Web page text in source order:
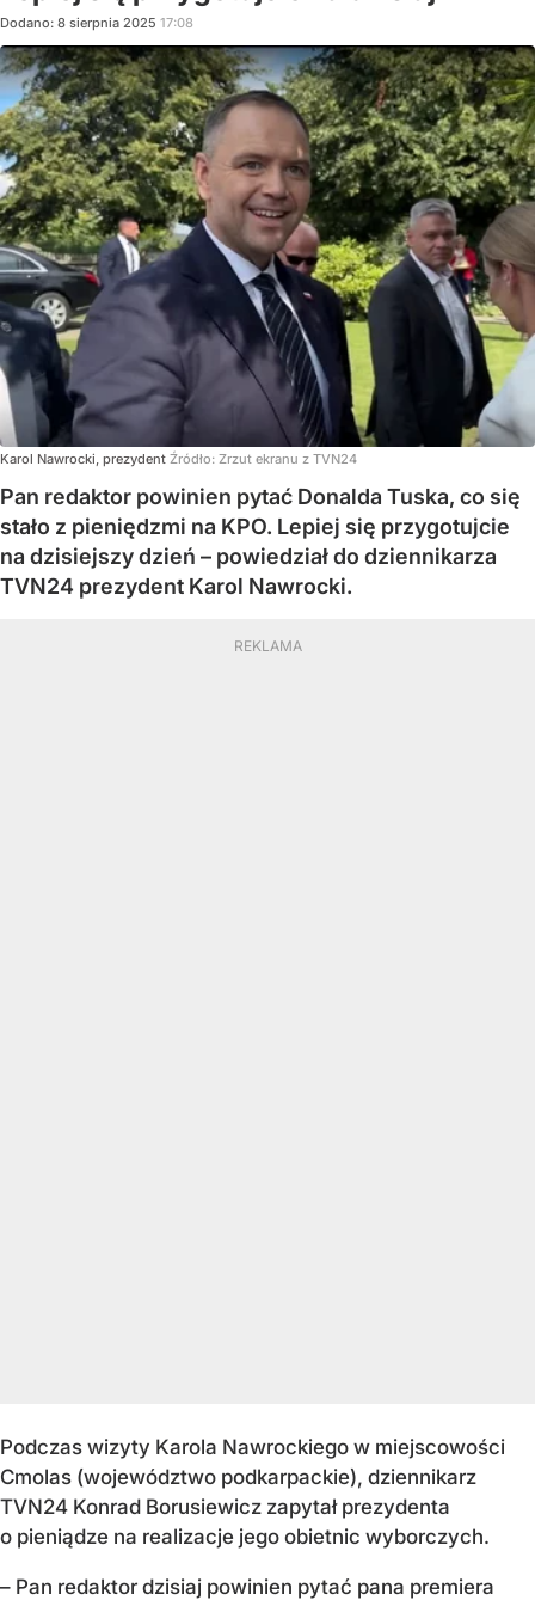
Dodano: 8 sierpnia 2025 17:08
Karol Nawrocki, prezydent Źródło: Zrzut ekranu z TVN24
Pan redaktor powinien pytać Donalda Tuska, co się
stało z pieniędzmi na KPO. Lepiej się przygotujcie
na dzisiejszy dzień – powiedział do dziennikarza
TVN24 prezydent Karol Nawrocki.
Podczas wizyty Karola Nawrockiego w miejscowości
Cmolas (województwo podkarpackie), dziennikarz
TVN24 Konrad Borusiewicz zapytał prezydenta
o pieniądze na realizacje jego obietnic wyborczych.
– Pan redaktor dzisiaj powinien pytać pana premiera